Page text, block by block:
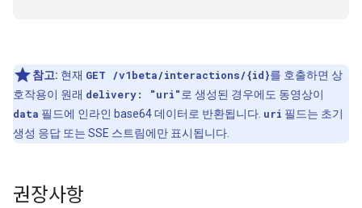
참고: 현재 GET /v1beta/interactions/{id}를 호출하면 상
호작용이 원래 delivery: "uri" 로 생성된 경우에도 동영상이
data 필드에 인라인 base64 데이터로 반환됩니다. uri 필드는 초기
생성 응답 또는 SSE 스트림에만 표시됩니다.
권장사항